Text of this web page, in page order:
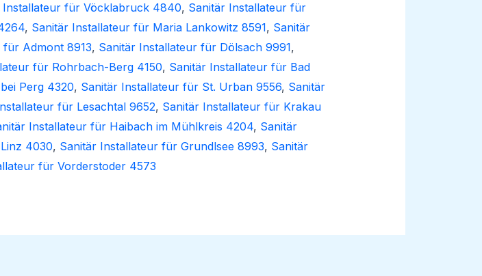
Installateur für Vöcklabruck 4840, Sanitär Installateur für
, Sanitär Installateur für Maria Lankowitz 8591, Sanitär
Admont 8913, Sanitär Installateur für Dölsach 9991,
für Rohrbach-Berg 4150, Sanitär Installateur für Bad
Perg 4320, Sanitär Installateur für St. Urban 9556, Sanitär
für Lesachtal 9652, Sanitär Installateur für Krakau
Installateur für Haibach im Mühlkreis 4204, Sanitär
4030, Sanitär Installateur für Grundlsee 8993, Sanitär
für Vorderstoder 4573